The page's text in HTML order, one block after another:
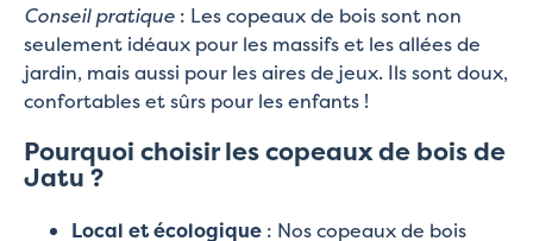
Conseil pratique : Les copeaux de bois sont non
seulement idéaux pour les massifs et les allées de
jardin, mais aussi pour les aires de jeux. Ils sont doux,
confortables et sûrs pour les enfants !
Pourquoi choisir les copeaux de bois de
Jatu ?
Local et écologique : Nos copeaux de bois